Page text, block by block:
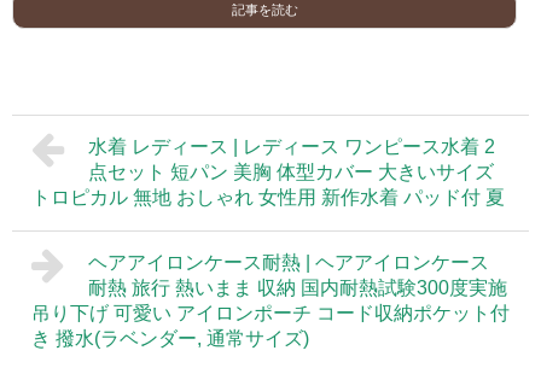
記事を読む
水着 レディース | レディース ワンピース水着 2
点セット 短パン 美胸 体型カバー 大きいサイズ
トロピカル 無地 おしゃれ 女性用 新作水着 パッド付 夏
ヘアアイロンケース耐熱 | ヘアアイロンケース
耐熱 旅行 熱いまま 収納 国内耐熱試験300度実施
吊り下げ 可愛い アイロンポーチ コード収納ポケット付
き 撥水(ラベンダー, 通常サイズ)